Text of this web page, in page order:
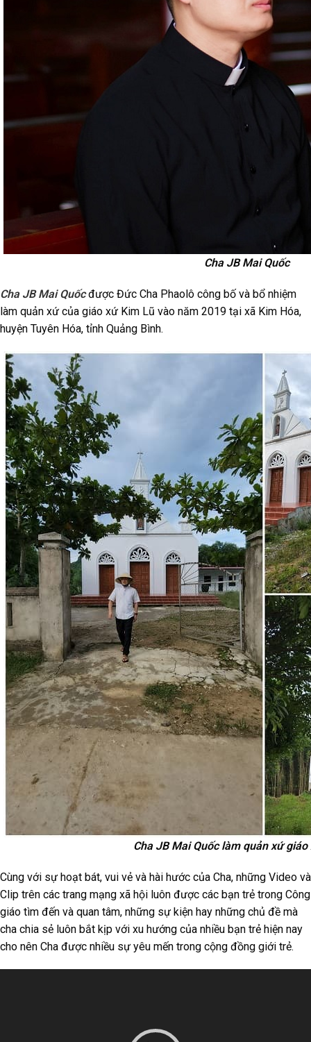
Cha JB Mai Quốc
Cha JB Mai Quốcđược Đức Cha Phaolô công bố và bổ nhiệm
làm quản xứ của giáo xứ Kim Lũ vào năm 2019 tại xã Kim Hóa,
huyện Tuyên Hóa, tỉnh Quảng Bình.
Cha JB Mai Quốc làm quản xứ giáo
Cùng với sự hoạt bát, vui vẻ và hài hước của Cha, những Video và
Clip trên các trang mạng xã hội luôn được các bạn trẻ trong Công
giáo tìm đến và quan tâm, những sự kiện hay những chủ đề mà
cha chia sẻ luôn bắt kịp với xu hướng của nhiều bạn trẻ hiện nay
cho nên Cha được nhiều sự yêu mến trong cộng đồng giới trẻ.